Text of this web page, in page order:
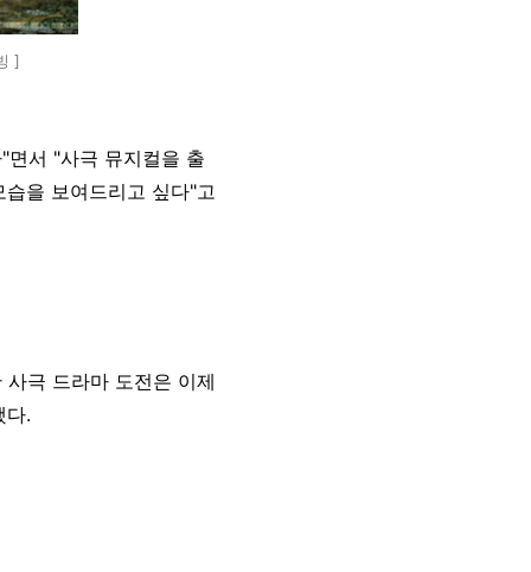
]
서 "사극 뮤지컬을 출
을 보여드리고 싶다"고
극 드라마 도전은 이제
다.